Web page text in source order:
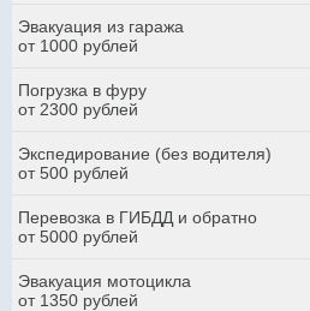
Эвакуация из гаража
от 1000 рублей
Погрузка в фуру
от 2300 рублей
Экспедирование (без водителя)
от 500 рублей
Перевозка в ГИБДД и обратно
от 5000 рублей
Эвакуация мотоцикла
от 1350 рублей